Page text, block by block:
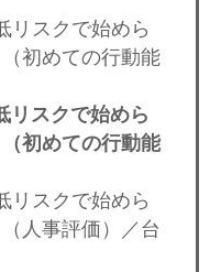
スクで始めら
初めての行動能
スクで始めら
初めての行動能
スクで始めら
人事評価）／台